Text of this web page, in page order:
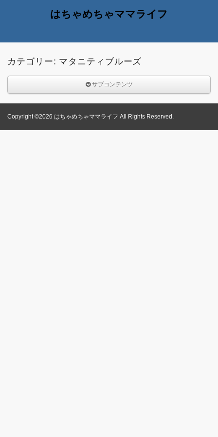
はちゃめちゃママライフ
カテゴリー: マタニティブルーズ
サブコンテンツ
Copyright ©2026 はちゃめちゃママライフ All Rights Reserved.